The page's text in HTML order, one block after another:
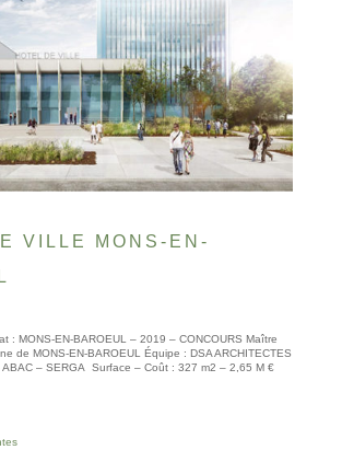
VILLE MONS-EN-
: MONS-EN-BAROEUL – 2019 – CONCOURS Maître
de MONS-EN-BAROEUL Équipe : DSA ARCHITECTES
ABAC – SERGA Surface – Coût : 327 m2 – 2,65 M €